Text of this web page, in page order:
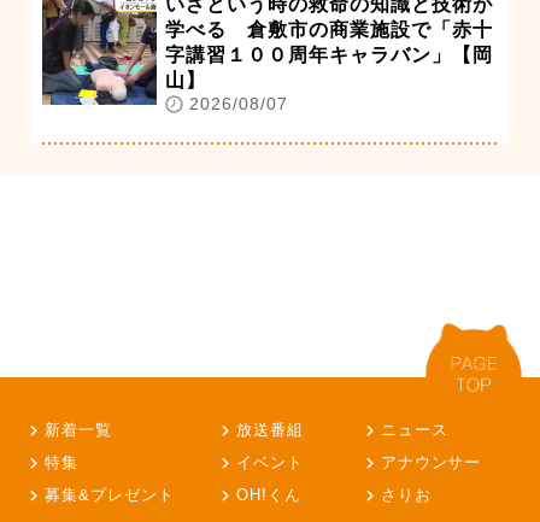
学べる 倉敷市の商業施設で「赤十
字講習１００周年キャラバン」【岡
山】
2026/08/07
新着一覧 放送番組
ニュース
特集
イベント
アナウンサー
募集&プレゼント
OH!くん さりお